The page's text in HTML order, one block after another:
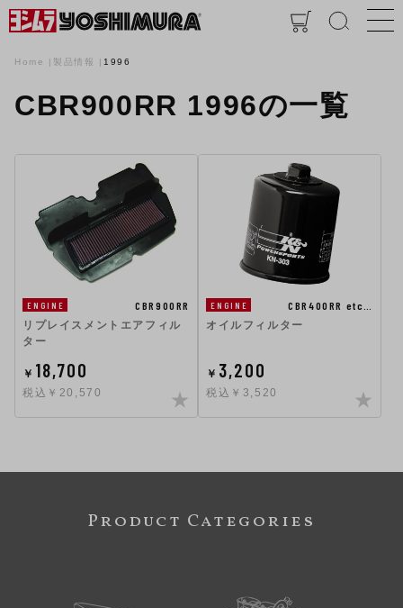
Home 製品情報 1996
CBR900RR 1996の一覧
ENGINE
CBR900RR
リプレイスメントエアフィル
ター
￥ 18,700
税込￥20,570
ENGINE
CBR400RR etc…
オイルフィルター
￥ 3,200
税込￥3,520
Product Categories